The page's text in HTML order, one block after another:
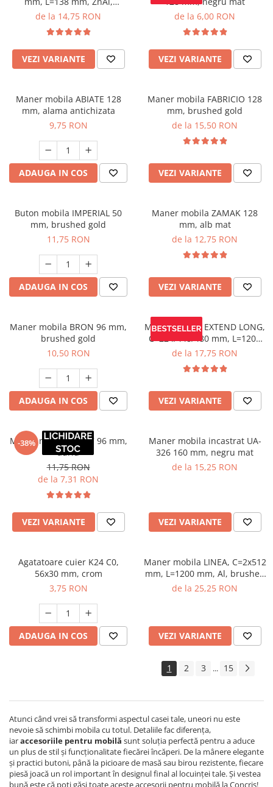
brushed gold
de la 14,75 RON
VEZI VARIANTE
de la 6,00 RON
VEZI VARIANTE
Maner mobila ABIATE 128
mm, alama antichizata
9,75 RON
ADAUGA IN COS
Maner mobila FABRICIO 128
mm, brushed gold
de la 15,50 RON
VEZI VARIANTE
Buton mobila IMPERIAL 50
mm, brushed gold
11,75 RON
ADAUGA IN COS
Maner mobila ZAMAK 128
mm, alb mat
de la 12,75 RON
VEZI VARIANTE
Maner mobila BRON 96 mm,
brushed gold
10,50 RON
ADAUGA IN COS
Maner mobila EXTEND LONG,
C=224/448/480 mm, L=1200
mm, negru mat
de la 17,75 RON
VEZI VARIANTE
-38%
Maner mobila ZA007 96 mm,
auriu
11,75 RON
de la 7,31 RON
VEZI VARIANTE
Maner mobila incastrat UA-
326 160 mm, negru mat
de la 15,25 RON
VEZI VARIANTE
Agatatoare cuier K24 C0,
56x30 mm, crom
3,75 RON
ADAUGA IN COS
Maner mobila LINEA, C=2x512
mm, L=1200 mm, Al, brushed
gold
de la 25,25 RON
VEZI VARIANTE
1 2 3 ... 15
Atunci când vrei să transformi aspectul casei tale, uneori nu este
nevoie să schimbi mobila cu totul. Detaliile fac diferența,
iaraccesoriile pentru mobilă sunt soluția perfectă pentru a aduce
un plus de stil și funcționalitate fiecărei încăperi. De la mânere elegante
și practici butoni, până la picioare de masă sau birou rezistente, fiecare
piesă joacă un rol important în designul final al locuinței tale. Și vestea
bună este că poți găsi toate aceste accesorii pentru mobilă la Concris!